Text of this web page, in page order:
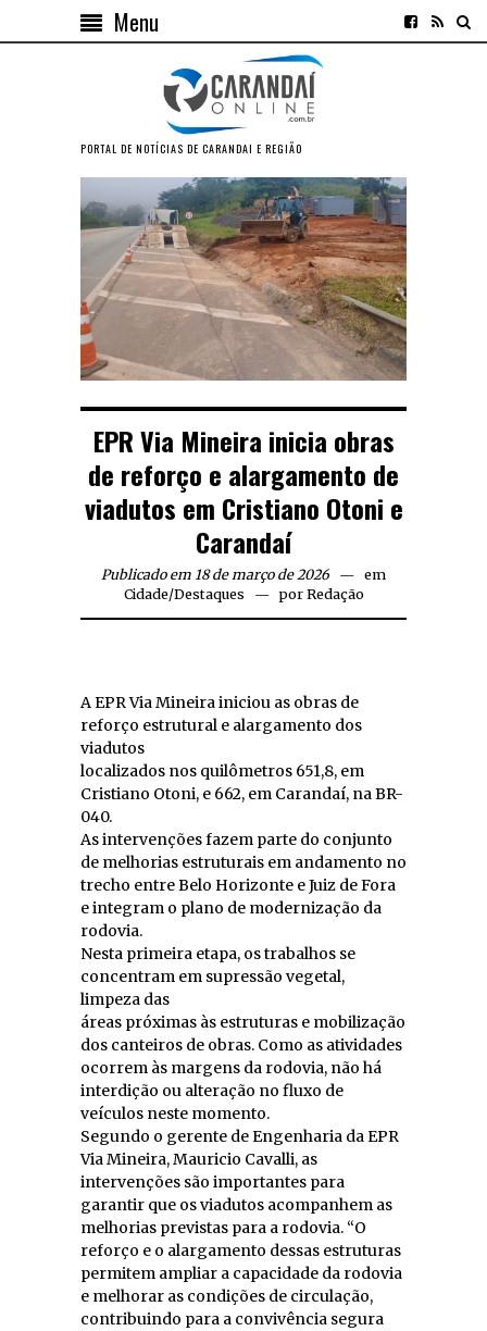
Menu
PORTAL DE NOTÍCIAS DE CARANDAI E REGIÃO
EPR Via Mineira inicia obras
de reforço e alargamento de
viadutos em Cristiano Otoni e
Carandaí
Publicado em 18 de março de 2026
em
Cidade/Destaques por Redação
A EPR Via Mineira iniciou as obras de
reforço estrutural e alargamento dos
viadutos
localizados nos quilômetros 651,8, em
Cristiano Otoni, e 662, em Carandaí, na BR-
040.
As intervenções fazem parte do conjunto
de melhorias estruturais em andamento no
trecho entre Belo Horizonte e Juiz de Fora
e integram o plano de modernização da
rodovia.
Nesta primeira etapa, os trabalhos se
concentram em supressão vegetal,
limpeza das
áreas próximas às estruturas e mobilização
dos canteiros de obras. Como as atividades
ocorrem às margens da rodovia, não há
interdição ou alteração no fluxo de
veículos neste momento.
Segundo o gerente de Engenharia da EPR
Via Mineira, Mauricio Cavalli, as
intervenções são importantes para
garantir que os viadutos acompanhem as
melhorias previstas para a rodovia. “O
reforço e o alargamento dessas estruturas
permitem ampliar a capacidade da rodovia
e melhorar as condições de circulação,
contribuindo para a convivência segura